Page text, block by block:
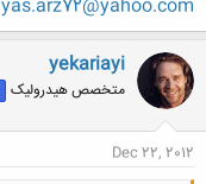
yas.arz72@yahoo.com
yekariayi
متخصص هیدرولیک
Dec 22, 2012